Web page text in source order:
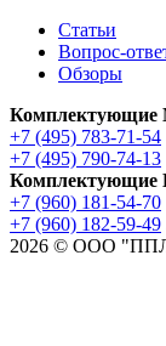
Статьи
Вопрос-
Обзоры
Комплектующие
+7 (495) 783-71-54
+7 (495) 790-74-13
Комплектующие
+7 (960) 181-54-70
+7 (960) 182-59-49
2026 © ООО "ППЛ-